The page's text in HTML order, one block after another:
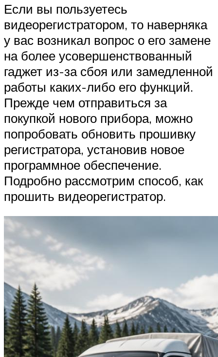
Если вы пользуетесь
видеорегистратором, то наверняка
у вас возникал вопрос о его замене
на более усовершенствованный
гаджет из-за сбоя или замедленной
работы каких-либо его функций.
Прежде чем отправиться за
покупкой нового прибора, можно
попробовать обновить прошивку
регистратора, установив новое
программное обеспечение.
Подробно рассмотрим способ, как
прошить видеорегистратор.